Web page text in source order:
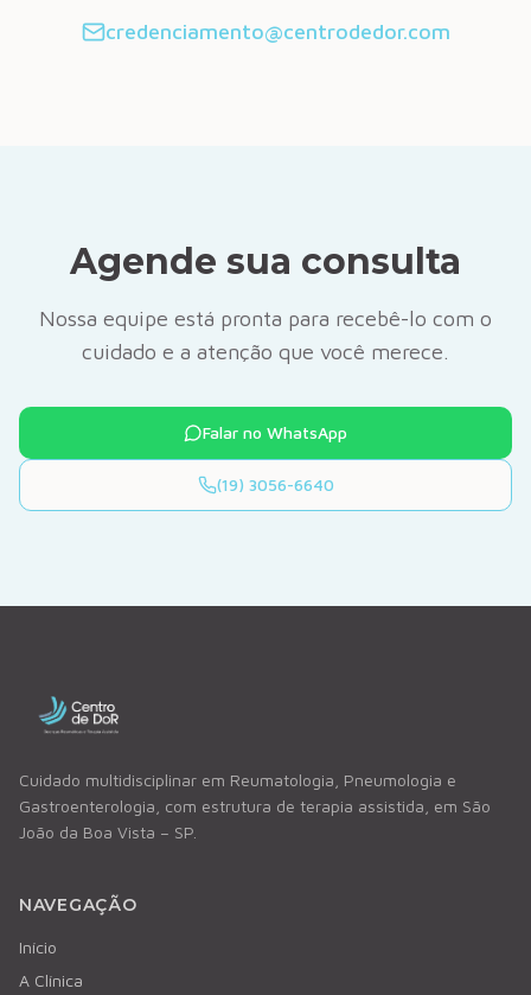
credenciamento@centrodedor.com
Agende sua consulta
Nossa equipe está pronta para recebê-lo com o
cuidado e a atenção que você merece.
Falar no WhatsApp
(19) 3056-6640
Cuidado multidisciplinar em Reumatologia, Pneumologia e
Gastroenterologia, com estrutura de terapia assistida, em São
João da Boa Vista – SP.
NAVEGAÇÃO
Início
A Clínica